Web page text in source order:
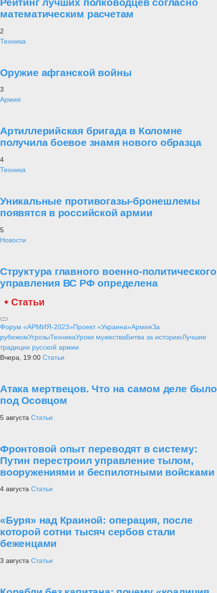
Рейтинг лучших полководцев согласно
математическим расчетам
2
Техника
Оружие афганской войны
3
Армия
Артиллерийская бригада в Коломне
получила боевое знамя нового образца
4
Техника
Уникальные противогазы-бронешлемы
появятся в российской армии
5
Новости
Структура главного военно-политического
управления ВС РФ определена
Статьи
Форум «АРМИЯ-2023»Проект «Украина»АрмияЗа
рубежомУгрозыТехникаУроки мужестваБитва за историюЛучшие
традиции русской армии
Вчера, 19:00 Статьи
Атака мертвецов. Что на самом деле было
под Осовцом
5 августа Статьи
Фронтовой опыт переводят в систему:
Путин перестроил управление тылом,
вооружениями и беспилотными войсками
4 августа Статьи
«Буря» над Краиной: операция, после
которой сотни тысяч сербов стали
беженцами
3 августа Статьи